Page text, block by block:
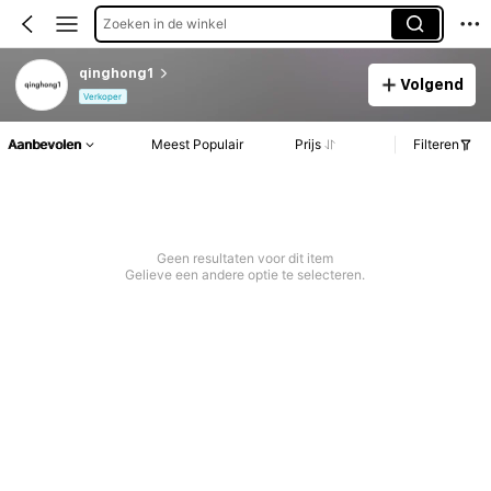
Zoeken in de winkel
qinghong1
Verkoper
Volgend
Aanbevolen Meest Populair Prijs Filteren
Geen resultaten voor dit item
Gelieve een andere optie te selecteren.